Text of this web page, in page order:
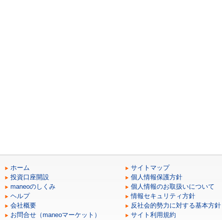
ホーム
投資口座開設
maneoのしくみ
ヘルプ
会社概要
お問合せ（maneoマーケット）
サイトマップ
個人情報保護方針
個人情報のお取扱いについて
情報セキュリティ方針
反社会的勢力に対する基本方針
サイト利用規約